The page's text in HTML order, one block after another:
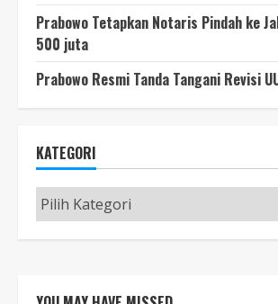
Prabowo Tetapkan Notaris Pindah ke
500 juta
Prabowo Resmi Tanda Tangani Revisi
KATEGORI
Kategori